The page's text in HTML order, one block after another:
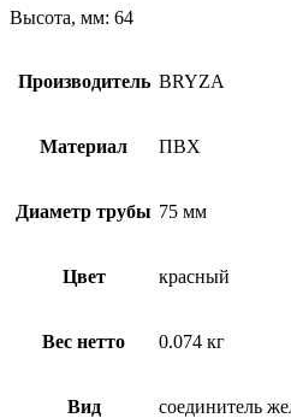
Высота, мм: 64
Производитель BRYZA
Материал ПВХ
Диаметр трубы 75 мм
Цвет красный
Вес нетто 0.074 кг
Вид соединитель